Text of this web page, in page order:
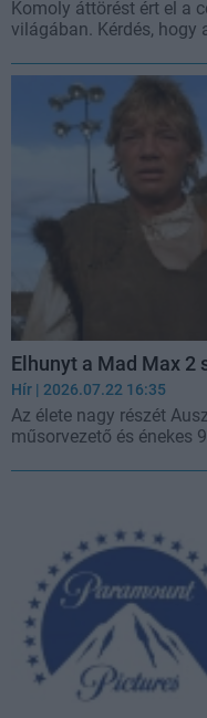
Komoly áttörést ért el a
világában. Kérdés, hogy
Elhunyt a Mad Max 2
Hír | 2026.07.22 16:35
Az élete nagy részét
műsorvezető és énekes